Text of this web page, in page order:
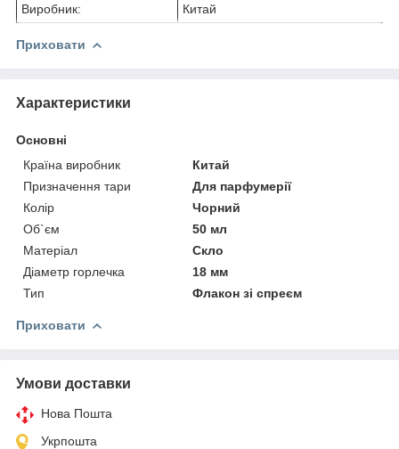
Виробник:
Китай
Приховати
Характеристики
Основні
Країна виробник
Китай
Призначення тари
Для парфумерії
Колір
Чорний
Об`єм
50 мл
Матеріал
Скло
Діаметр горлечка
18 мм
Тип
Флакон зі спреєм
Приховати
Умови доставки
Нова Пошта
Укрпошта